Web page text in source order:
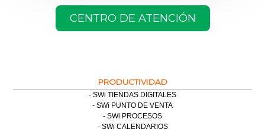
CENTRO DE ATENCIÓN
PRODUCTIVIDAD
SWi TIENDAS DIGITALES
SWi PUNTO DE VENTA
SWi PROCESOS
SWi CALENDARIOS